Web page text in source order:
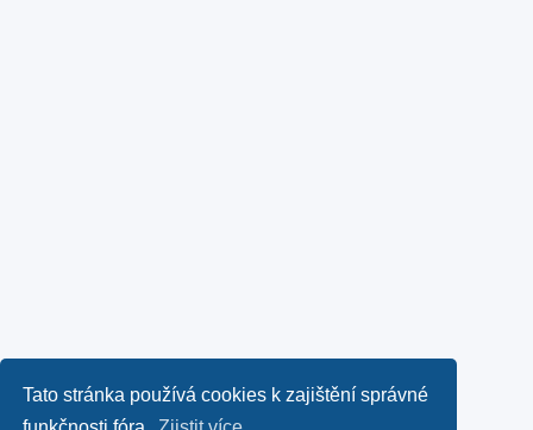
Tato stránka používá cookies k zajištění správné